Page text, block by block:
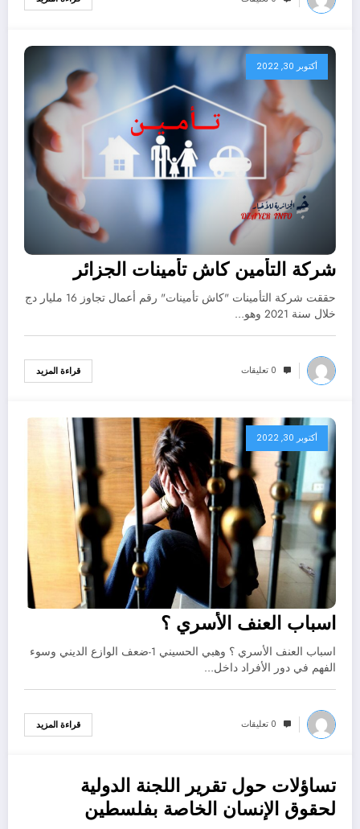
أكتوبر 30, 2022
شركة التأمين كاش تأمينات الجزائر
حققت شركة التأمينات "كاش تأمينات" رقم أعمال تجاوز 16 مليار دج
خلال سنة 2021 وهو…
0 تعليقات قراءة المزيد
أكتوبر 30, 2022
اسباب العنف الأسري ؟
اسباب العنف الأسري ؟ وهبي الحسيني 1-ضعف الوازع الديني وسوء
الفهم في دور الأفراد داخل…
0 تعليقات قراءة المزيد
أكتوبر 30, 2022
تساؤلات حول تقرير اللجنة الدولية
لحقوق الإنسان الخاصة بفلسطين